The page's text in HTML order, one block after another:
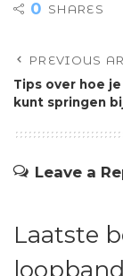
0 SHARES
PREVIOUS
Tips over hoe
kunt springen
Leave a
Laatste
loopband